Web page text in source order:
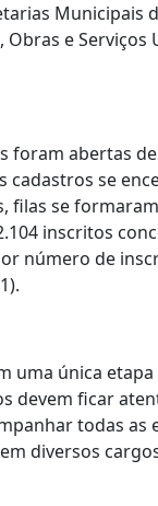
Municipais
e
foram abertas
se
filas se
inscritos
número de
uma única
devem ficar
todas as
diversos